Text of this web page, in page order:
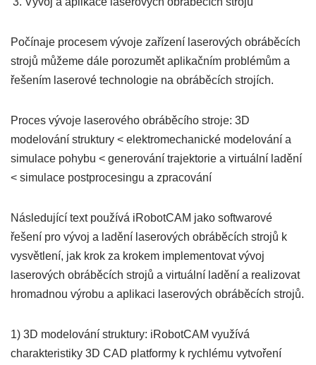
Počínaje procesem vývoje zařízení laserových obráběcích
strojů můžeme dále porozumět aplikačním problémům a
řešením laserové technologie na obráběcích strojích.
Proces vývoje laserového obráběcího stroje: 3D
modelování struktury < elektromechanické modelování a
simulace pohybu < generování trajektorie a virtuální ladění
< simulace postprocesingu a zpracování
Následující text používá iRobotCAM jako softwarové
řešení pro vývoj a ladění laserových obráběcích strojů k
vysvětlení, jak krok za krokem implementovat vývoj
laserových obráběcích strojů a virtuální ladění a realizovat
hromadnou výrobu a aplikaci laserových obráběcích strojů.
1) 3D modelování struktury: iRobotCAM využívá
charakteristiky 3D CAD platformy k rychlému vytvoření